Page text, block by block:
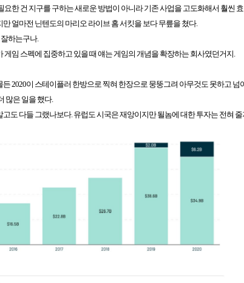
요한 건 지구를 구하는 새로운 방법이 아니라 기존 사업을 고도화해서 훨씬
만 얼마전 닌텐도의 마리오 라이브 홈 서킷을 보다 무릎을 쳤다.
잘하는구나.
게임 스펙에 집중하고 있을 때 얘는 게임의 개념을 확장하는 회사였던거지.
든 2020이 스테이플러 한방으로 찍혀 한장으로 뭉뚱그려 아무것도 못하고
많은 일을 했다.
고도 다들 그랬나보다. 유럽도 시국은 재앙이지만 될놈에 대한 투자는 전혀 줄